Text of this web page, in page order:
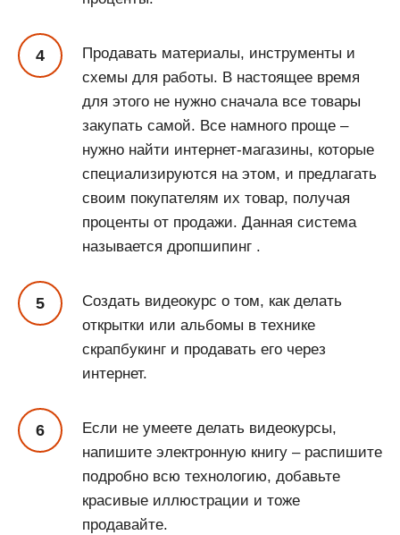
Продавать материалы, инструменты и
схемы для работы. В настоящее время
для этого не нужно сначала все товары
закупать самой. Все намного проще –
нужно найти интернет-магазины, которые
специализируются на этом, и предлагать
своим покупателям их товар, получая
проценты от продажи. Данная система
называется дропшипинг .
Создать видеокурс о том, как делать
открытки или альбомы в технике
скрапбукинг и продавать его через
интернет.
Если не умеете делать видеокурсы,
напишите электронную книгу – распишите
подробно всю технологию, добавьте
красивые иллюстрации и тоже
продавайте.